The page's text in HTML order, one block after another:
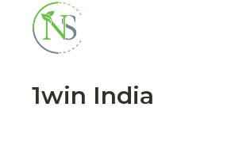
No products in the cart.
1win India